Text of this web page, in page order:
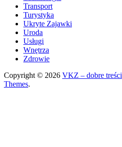
Transport
Turystyka
Ukryte Zajawki
Uroda
Usługi
Wnętrza
Zdrowie
Copyright © 2026 VKZ – dobre treści
Themes.